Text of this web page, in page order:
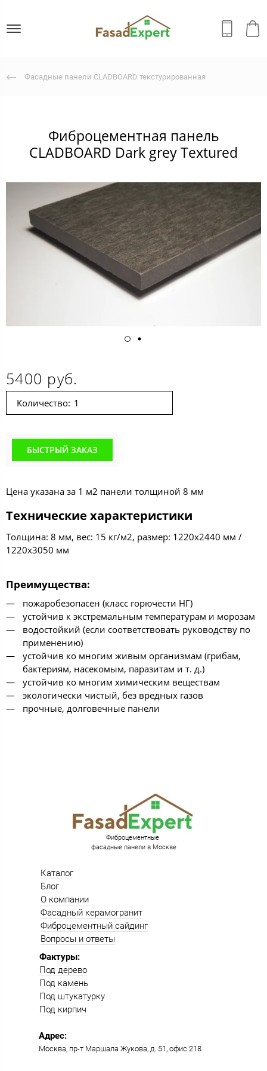
Фасадные панели CLADBOARD текстурированная
Фиброцементная панель
CLADBOARD Dark grey Textured
5400 руб.
Количество:
БЫСТРЫЙ ЗАКАЗ
Цена указана за 1 м2 панели толщиной 8 мм
Технические характеристики
Толщина: 8 мм, вес: 15 кг/м2, размер: 1220х2440 мм /
1220х3050 мм
Преимущества:
пожаробезопасен (класс горючести НГ)
устойчив к экстремальным температурам и морозам
водостойкий (если соответствовать руководству по
применению)
устойчив ко многим живым организмам (грибам,
бактериям, насекомым, паразитам и т. д.)
устойчив ко многим химическим веществам
экологически чистый, без вредных газов
прочные, долговечные панели
Фактуры:
Под дерево
Под камень
Под штукатурку
Под кирпич
Москва, пр-т Маршала Жукова, д. 51, офис 218​​
Каталог
Блог
О компании
Фасадный керамогранит
Фиброцементный сайдинг
Вопросы и ответы
Адрес:
Фиброцементные
фасадные панели в Москве